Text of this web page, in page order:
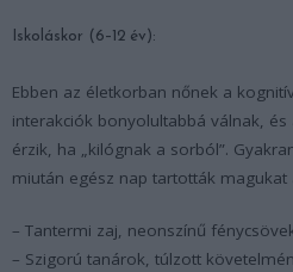
Iskoláskor (6–12 év):
Ebben az életkorban nőnek a
interakciók bonyolultabbá válnak,
érzik, ha „kilógnak a sorból”.
miután egész nap tartották magukat
– Tantermi zaj, neonszínű
– Szigorú tanárok, túlzott